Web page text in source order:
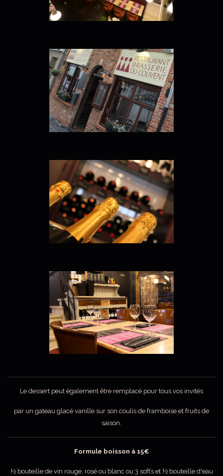
Le dessert peut également être remplacé pour tous vos invités
par un gateau glacé vanille sur son coulis de framboise et fruits de
saison.
Formule boisson à 15€
½ bouteille de vin rouge, rosé ou blanc ou 3 soft’s et ½ bouteille d'eau